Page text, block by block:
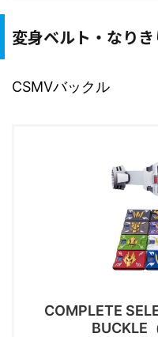
変身ベルト・なり
CSMVバックル
COMPLETE
BUCKLE